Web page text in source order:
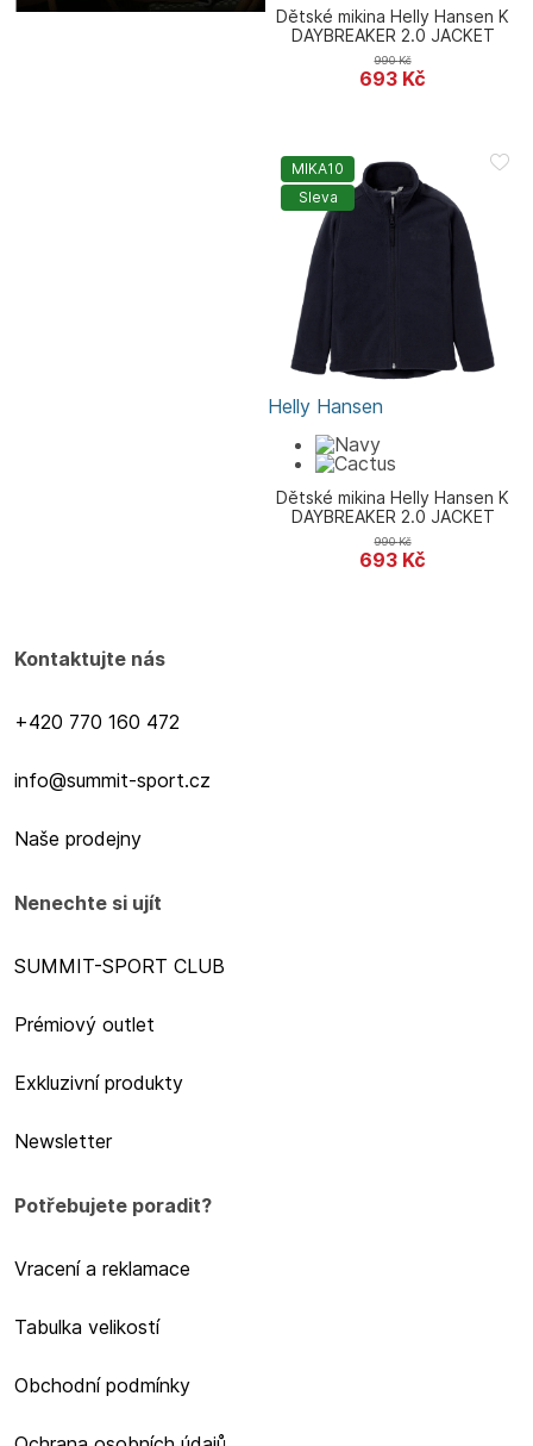
Dětské mikina Helly Hansen K
DAYBREAKER 2.0 JACKET
693 Kč
990Kč
MIKA10
Sleva
Helly Hansen
Dětské mikina Helly Hansen K
DAYBREAKER 2.0 JACKET
693 Kč
990Kč
Kontaktujte nás
+420 770 160 472
info@summit-sport.cz
Naše prodejny
Nenechte si ujít
SUMMIT-SPORT CLUB
Prémiový outlet
Exkluzivní produkty
Newsletter
Potřebujete poradit?
Vracení a reklamace
Tabulka velikostí
Obchodní podmínky